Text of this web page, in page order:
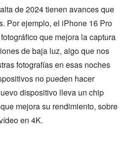
de 2024 tienen avances que
Por ejemplo, el iPhone 16 Pro
que mejora la captura
de baja luz, algo que nos
fotografías en esas noches
no pueden hacer
dispositivo lleva un chip
mejora su rendimiento, sobre
en 4K.